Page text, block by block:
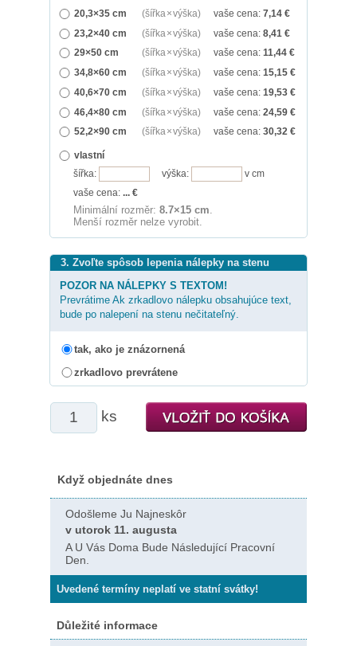
20,3×35 cm
(šířka × výška) vaše cena: 7,14 €
23,2×40 cm
(šířka × výška) vaše cena: 8,41 €
29×50 cm
(šířka × výška) vaše cena: 11,44 €
34,8×60 cm
(šířka × výška) vaše cena: 15,15 €
40,6×70 cm
(šířka × výška) vaše cena: 19,53 €
46,4×80 cm
(šířka × výška) vaše cena: 24,59 €
52,2×90 cm
(šířka × výška) vaše cena: 30,32 €
vlastní
šířka:
výška:
v cm
vaše cena: ... €
Minimální rozměr: 8.7×15 cm
Menší rozměr nelze vyrobit.
3. Zvoľte spôsob lepenia nálepky na stenu
POZOR NA NÁLEPKY S TEXTOM!
Prevrátime Ak zrkadlovo nálepku obsahujúce text,
bude po nalepení na stenu nečitateľný.
tak, ako je znázornená
zrkadlovo prevrátene
ks
Když objednáte dnes
Odošleme Ju Najneskôr
v utorok 11. augusta
A U Vás Doma Bude Následující Pracovní
Den.
Uvedené termíny neplatí ve statní svátky!
Důležité informace